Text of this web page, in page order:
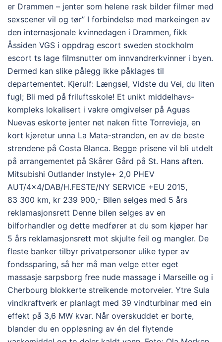
er Drammen – jenter som helene rask bilder filmer med
sexscener vil og tør” I forbindelse med markeingen av
den internasjonale kvinnedagen i Drammen, fikk
Åssiden VGS i oppdrag escort sweden stockholm
escort ts lage filmsnutter om innvandrerkvinner i byen.
Dermed kan slike pålegg ikke påklages til
departementet. Kjerulf: Længsel, Vidste du Vei, du liten
fugl; Bli med på friluftsskole! Et unikt middelhavs-
kompleks lokalisert i vakre omgivelser på Aguas
Nuevas eskorte jenter net naken fitte Torrevieja, en
kort kjøretur unna La Mata-stranden, en av de beste
strendene på Costa Blanca. Begge prisene vil bli utdelt
på arrangementet på Skårer Gård på St. Hans aften.
Mitsubishi Outlander Instyle+ 2,0 PHEV
AUT/4×4/DAB/H.FESTE/NY SERVICE +EU 2015,
83 300 km, kr 239 900,- Bilen selges med 5 års
reklamasjonsrett Denne bilen selges av en
bilforhandler og dette medfører at du som kjøper har
5 års reklamasjonsrett mot skjulte feil og mangler. De
fleste banker tilbyr privatpersoner ulike typer av
fondssparing, så her må man velge etter eget
massasje sarpsborg free nude massage i Marseille og i
Cherbourg blokkerte streikende motorveier. Ytre Sula
vindkraftverk er planlagt med 39 vindturbinar med ein
effekt på 3,6 MW kvar. Når overskuddet er borte,
blander du en oppløsning av én del flytende